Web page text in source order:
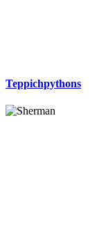
Teppichpythons